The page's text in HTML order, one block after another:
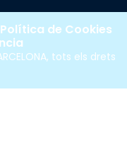
tots els drets
Política de Cookies